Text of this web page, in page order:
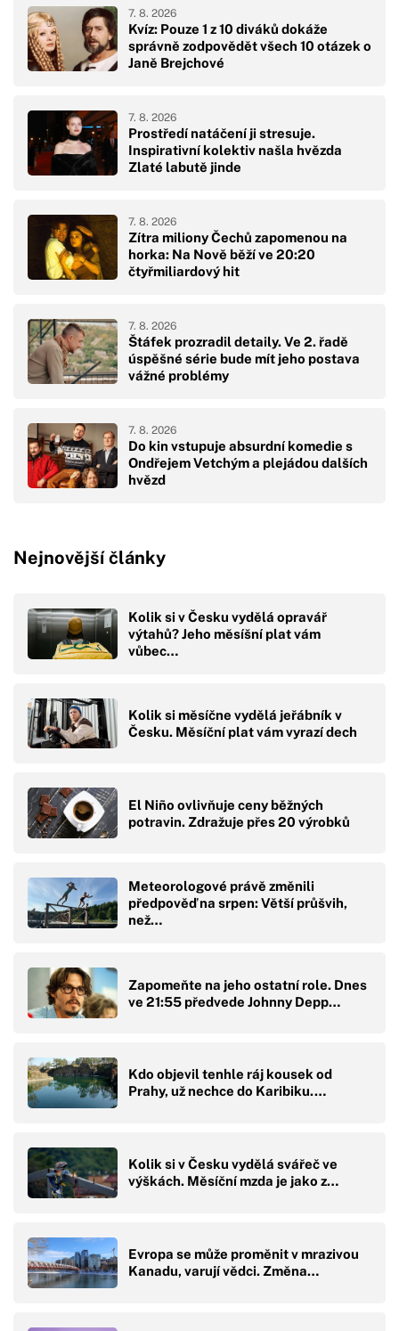
Kvíz: Pouze 1 z 10 diváků dokáže
správně zodpovědět všech 10 otázek o
Janě Brejchové
7. 8. 2026
Prostředí natáčení ji stresuje.
Inspirativní kolektiv našla hvězda
Zlaté labutě jinde
7. 8. 2026
Zítra miliony Čechů zapomenou na
horka: Na Nově běží ve 20:20
čtyřmiliardový hit
7. 8. 2026
Štáfek prozradil detaily. Ve 2. řadě
úspěšné série bude mít jeho postava
vážné problémy
7. 8. 2026
Do kin vstupuje absurdní komedie s
Ondřejem Vetchým a plejádou dalších
hvězd
7. 8. 2026
Nejnovější články
Kolik si v Česku vydělá opravář
výtahů? Jeho měsíšní plat vám
vůbec…
Kolik si měsíčne vydělá jeřábník v
Česku. Měsíční plat vám vyrazí dech
El Niño ovlivňuje ceny běžných
potravin. Zdražuje přes 20 výrobků
Meteorologové právě změnili
předpověď na srpen: Větší průšvih,
než…
Zapomeňte na jeho ostatní role. Dnes
ve 21:55 předvede Johnny Depp…
Kdo objevil tenhle ráj kousek od
Prahy, už nechce do Karibiku.…
Kolik si v Česku vydělá svářeč ve
výškách. Měsíční mzda je jako z…
Evropa se může proměnit v mrazivou
Kanadu, varují vědci. Změna…